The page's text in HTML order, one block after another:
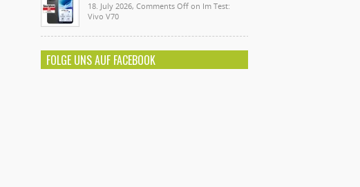
18. July 2026, Comments Off on Im Test:
Vivo V70
FOLGE UNS AUF FACEBOOK